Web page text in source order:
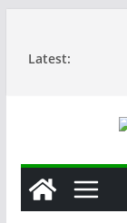
Latest: